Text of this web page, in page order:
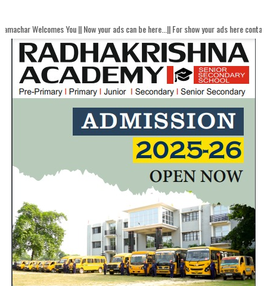
You || Now your ads can be here...|| For show your ads here contact